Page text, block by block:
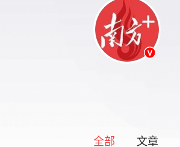
全部 文章